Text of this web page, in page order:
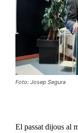
Foto: Josep Segura
El passat dijous al